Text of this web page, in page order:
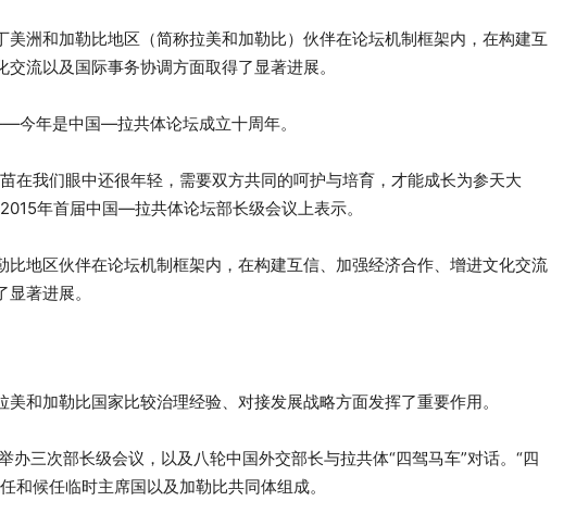
美洲和加勒比地区（简称拉美和加勒比）伙伴在论坛机制框架内，在构建互
流以及国际事务协调方面取得了显著进展。
今年是中国—拉共体论坛成立十周年。
在我们眼中还很年轻，需要双方共同的呵护与培育，才能成长为参天大
年首届中国—拉共体论坛部长级会议上表示。
比地区伙伴在论坛机制框架内，在构建互信、加强经济合作、增进文化交流
著进展。
和加勒比国家比较治理经验、对接发展战略方面发挥了重要作用。
办三次部长级会议，以及八轮中国外交部长与拉共体“四驾马车”对话。“四
和候任临时主席国以及加勒比共同体组成。